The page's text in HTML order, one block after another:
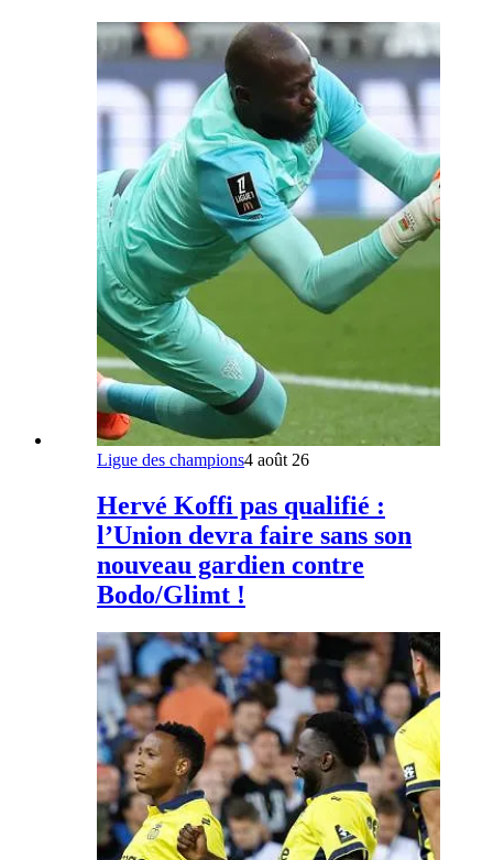
Ligue des champions4 août 26
Hervé Koffi pas qualifié :
l’Union devra faire sans son
nouveau gardien contre
Bodo/Glimt !